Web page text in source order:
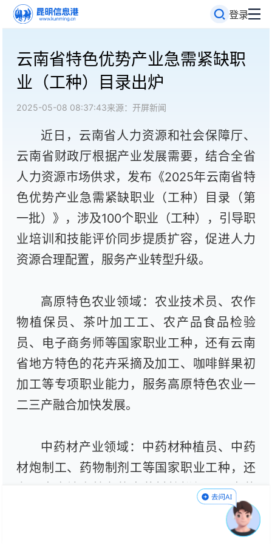
登录
云南省特色优势产业急需紧缺职
业（工种）目录出炉
2025-05-08 08:37:43来源：开屏新闻
近日，云南省人力资源和社会保障厅、
云南省财政厅根据产业发展需要，结合全省
人力资源市场供求，发布《2025年云南省特
色优势产业急需紧缺职业（工种）目录（第
一批）》，涉及100个职业（工种），引导职
业培训和技能评价同步提质扩容，促进人力
资源合理配置，服务产业转型升级。
高原特色农业领域： 农业技术员、农作
物植保员、茶叶加工工、农产品食品检验
员、电子商务师等国家职业工种，还有云南
省地方特色的花卉采摘及加工、咖啡鲜果初
加工等专项职业能力，服务高原特色农业一
二三产融合加快发展。
中药材产业领域： 中药材种植员、中药
材炮制工、药物制剂工等国家职业工种，还
有云南省地方特色的中药材趁鲜加工、中药
材GAP管理、天麻种植等专项职业能力，助